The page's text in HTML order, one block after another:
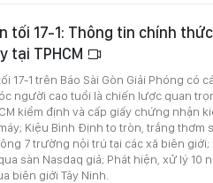
tối 17-1: Thông tin chính
tại TPHCM
17-1 trên Báo Sài Gòn Giải Phóng có
người cao tuổi là chiến lược quan
kiểm định và cấp giấy chứng nhận
Kiệu Bình Định to tròn, trắng thơm
7 trường nội trú tại các xã biên
sàn Nasdaq giả; Phát hiện, xử lý 10
biên giới Tây Ninh.